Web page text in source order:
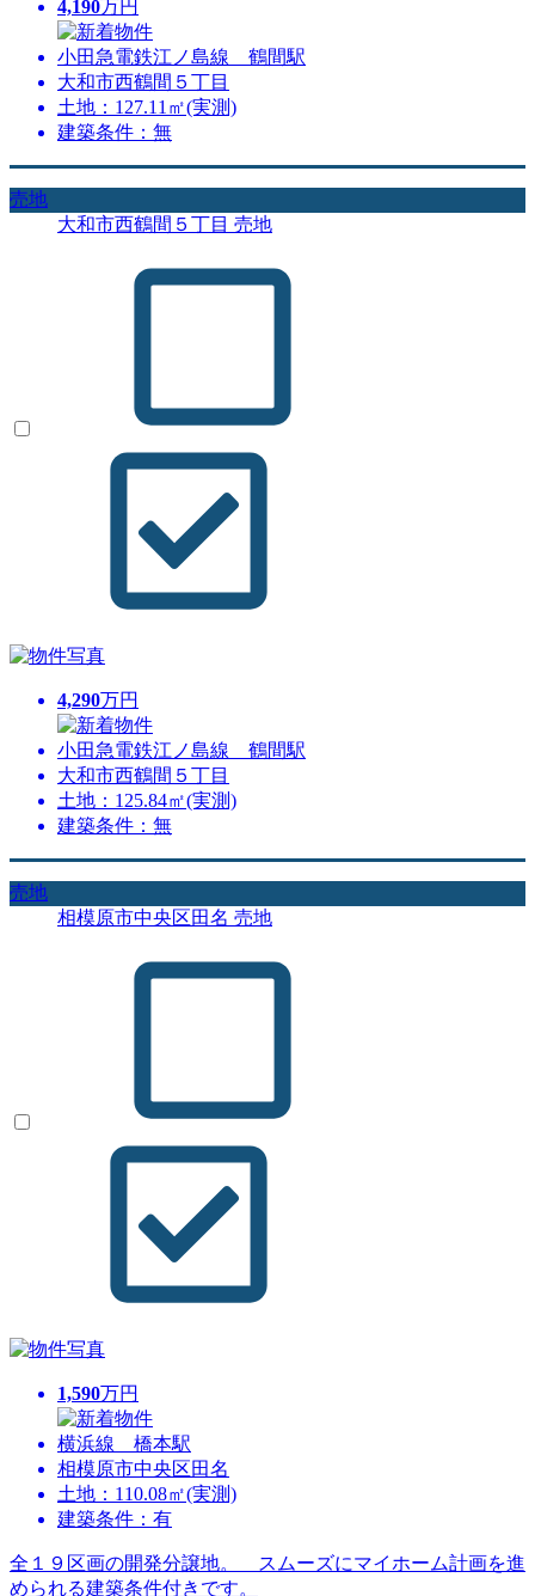
4,190万円
小田急電鉄江ノ島線 鶴間駅
大和市西鶴間５丁目
土地：127.11㎡(実測)
建築条件：無
売地
大和市西鶴間５丁目 売地
4,290万円
小田急電鉄江ノ島線 鶴間駅
大和市西鶴間５丁目
土地：125.84㎡(実測)
建築条件：無
売地
相模原市中央区田名 売地
1,590万円
横浜線 橋本駅
相模原市中央区田名
土地：110.08㎡(実測)
建築条件：有
全１９区画の開発分譲地。 スムーズにマイホーム計画を進
められる建築条件付きです。